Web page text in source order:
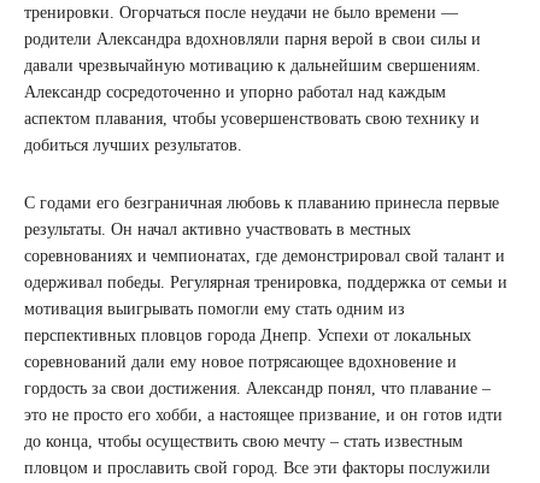
тренировки. Огорчаться после неудачи не было времени —
родители Александра вдохновляли парня верой в свои силы и
давали чрезвычайную мотивацию к дальнейшим свершениям.
Александр сосредоточенно и упорно работал над каждым
аспектом плавания, чтобы усовершенствовать свою технику и
добиться лучших результатов.
С годами его безграничная любовь к плаванию принесла первые
результаты. Он начал активно участвовать в местных
соревнованиях и чемпионатах, где демонстрировал свой талант и
одерживал победы. Регулярная тренировка, поддержка от семьи и
мотивация выигрывать помогли ему стать одним из
перспективных пловцов города Днепр. Успехи от локальных
соревнований дали ему новое потрясающее вдохновение и
гордость за свои достижения. Александр понял, что плавание –
это не просто его хобби, а настоящее призвание, и он готов идти
до конца, чтобы осуществить свою мечту – стать известным
пловцом и прославить свой город. Все эти факторы послужили